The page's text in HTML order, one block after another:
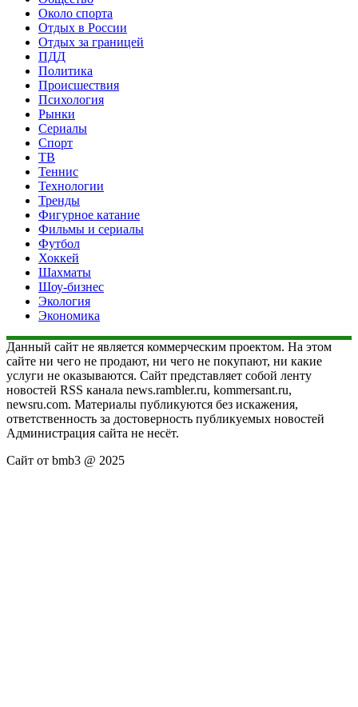
Около спорта
Отдых в России
Отдых за границей
ПДД
Политика
Происшествия
Психология
Рынки
Сериалы
Спорт
ТВ
Теннис
Технологии
Тренды
Фигурное катание
Фильмы и сериалы
Футбол
Хоккей
Шахматы
Шоу-бизнес
Экология
Экономика
Данный сайт не является коммерческим проектом. На этом
сайте ни чего не продают, ни чего не покупают, ни какие
услуги не оказываются. Сайт представляет собой ленту
новостей RSS канала news.rambler.ru, kommersant.ru,
newsru.com. Материалы публикуются без искажения,
ответственность за достоверность публикуемых новостей
Администрация сайта не несёт.
Сайт от bmb3 @ 2025